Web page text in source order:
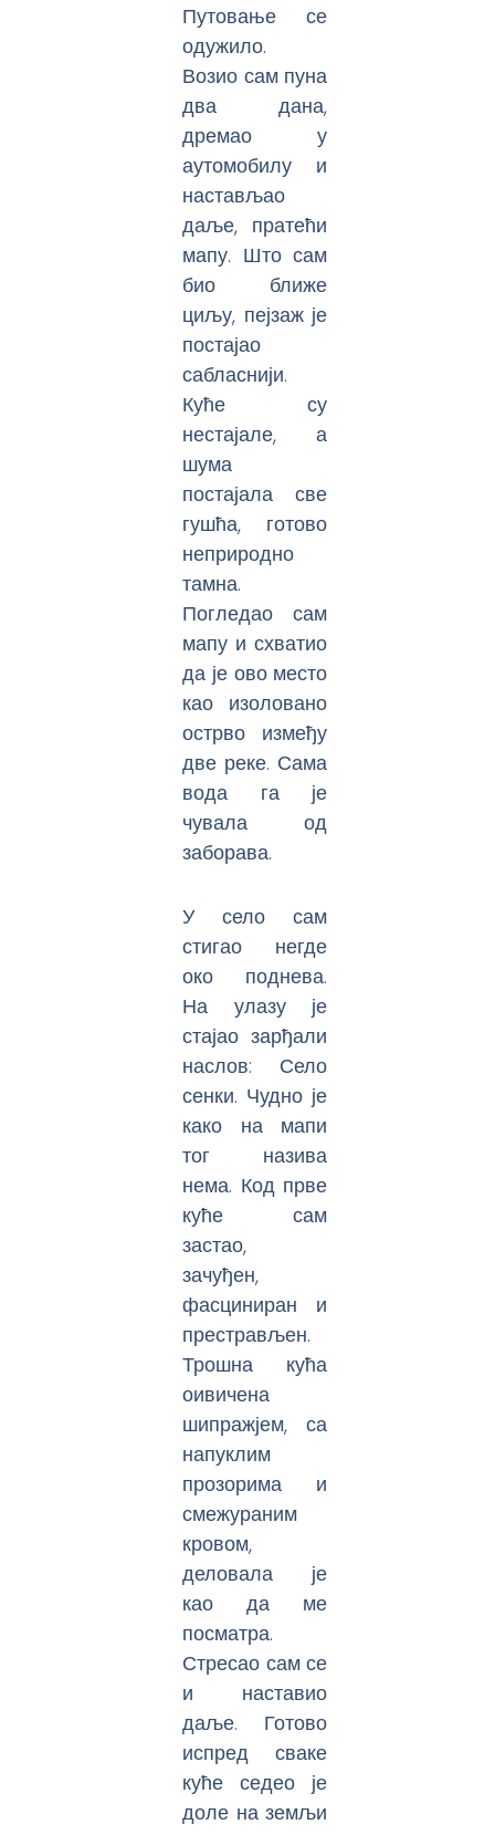
Путовање се
одужило.
Возио сам пуна
два дана,
дремао у
аутомобилу и
настављао
даље, пратећи
мапу. Што сам
био ближе
циљу, пејзаж је
постајао
сабласнији.
Куће су
нестајале, а
шума
постајала све
гушћа, готово
неприродно
тамна.
Погледао сам
мапу и схватио
да је ово место
као изоловано
острво између
две реке. Сама
вода га је
чувала од
заборава.
У село сам
стигао негде
око поднева.
На улазу је
стајао зарђали
наслов: Село
сенки. Чудно је
како на мапи
тог назива
нема. Код прве
куће сам
застао,
зачуђен,
фасциниран и
престрављен.
Трошна кућа
оивичена
шипражјем, са
напуклим
прозорима и
смежураним
кровом,
деловала је
као да ме
посматра.
Стресао сам се
и наставио
даље. Готово
испред сваке
куће седео је
доле на земљи